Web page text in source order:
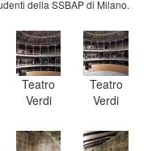
della SSBAP di Milano.
Teatro
Verdi
Teatro
Verdi